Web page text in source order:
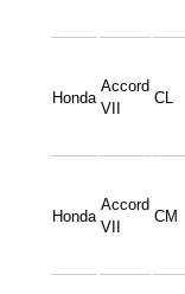
Honda
Accord
VII
CL
Honda
Accord
VII
CM